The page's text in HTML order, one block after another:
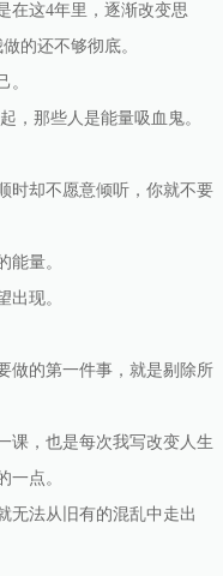
在这4年里，逐渐改变思
的还不够彻底。
。
，那些人是能量吸血鬼。
时却不愿意倾听，你就不要
能量。
出现。
做的第一件事，就是剔除所
课，也是每次我写改变人生
一点。
无法从旧有的混乱中走出